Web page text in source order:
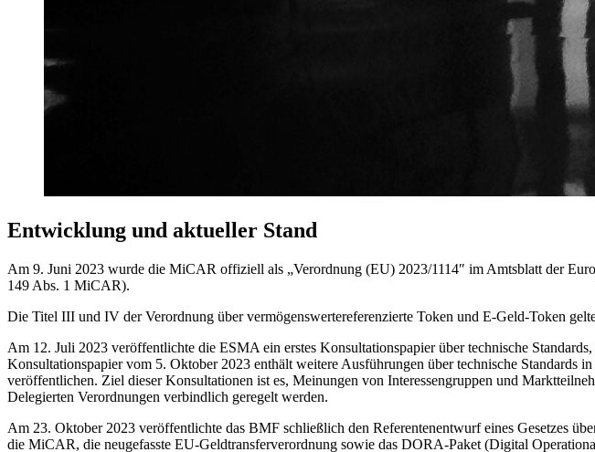
Entwicklung und aktueller Stand
Am 9. Juni 2023 wurde die MiCAR offiziell als „Verordnung (EU) 2023/1114″ im Amtsblatt der
149 Abs. 1 MiCAR).
Die Titel III und IV der Verordnung über vermögenswertereferenzierte Token und E-Geld-Token
Am 12. Juli 2023 veröffentlichte die ESMA ein erstes Konsultationspapier über technische
Konsultationspapier vom 5. Oktober 2023 enthält weitere Ausführungen über technische
veröffentlichen. Ziel dieser Konsultationen ist es, Meinungen von Interessengruppen und
Delegierten Verordnungen verbindlich geregelt werden.
Am 23. Oktober 2023 veröffentlichte das BMF schließlich den Referentenentwurf eines Gesetzes
die MiCAR, die neugefasste EU-Geldtransferverordnung sowie das DORA-Paket (Digital